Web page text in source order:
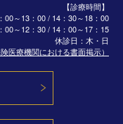
【診療時間】
00～13：00 / 14：30～18：00
00～12：30 / 14：00～17：15
休診日：木・日
医療機関における書面掲示）